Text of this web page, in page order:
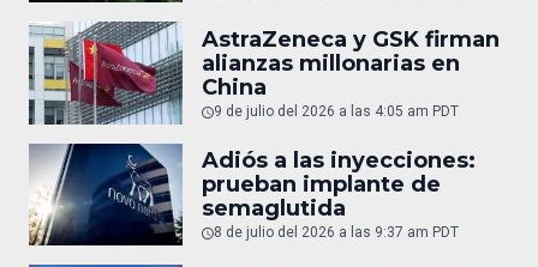
AstraZeneca y GSK firman
alianzas millonarias en
China
9 de julio del 2026 a las 4:05 am PDT
Adiós a las inyecciones:
prueban implante de
semaglutida
8 de julio del 2026 a las 9:37 am PDT